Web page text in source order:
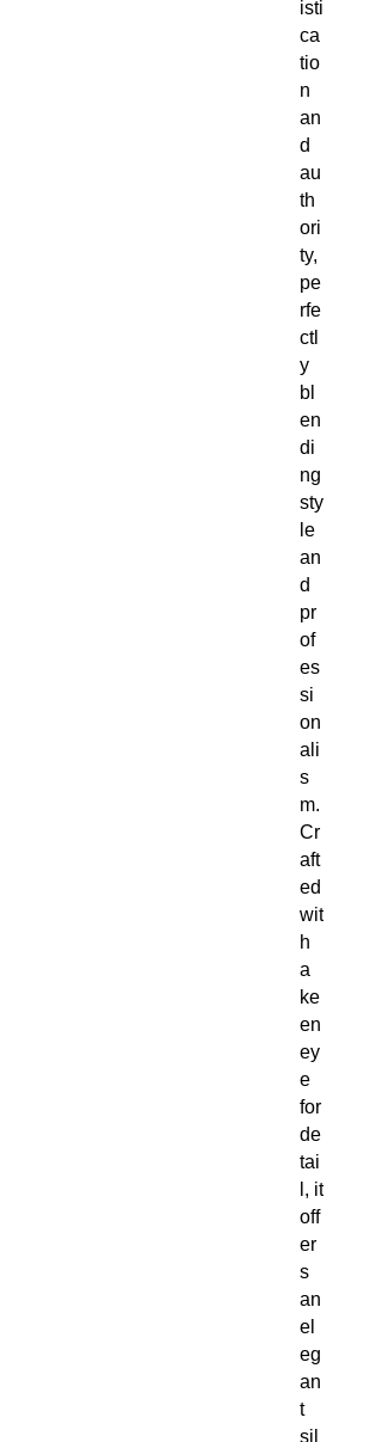
isti
ca
tio
n
an
d
au
th
ori
ty,
pe
rfe
ctl
y
bl
en
di
ng
sty
le
an
d
pr
of
es
si
on
ali
s
m.
Cr
aft
ed
wit
h
a
ke
en
ey
e
for
de
tai
l, it
off
er
s
an
el
eg
an
t
sil